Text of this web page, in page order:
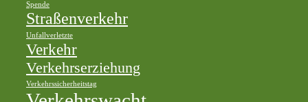
Spende
Straßenverkehr
Unfallverletzte
Verkehr
Verkehrserziehung
Verkehrssicherheitstag